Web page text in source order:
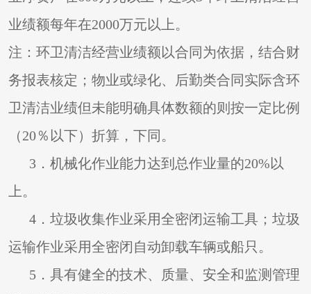
业绩额每年在2000万元以上。
注：环卫清洁经营业绩额以合同为依据，结合财
务报表核定；物业或绿化、后勤类合同实际含环
卫清洁业绩但未能明确具体数额的则按一定比例
（20％以下）折算，下同。
3 ．机械化作业能力达到总作业量的20%以
上。
4 ．垃圾收集作业采用全密闭运输工具；垃圾
运输作业采用全密闭自动卸载车辆或船只。
5 ．具有健全的技术、质量、安全和监测管理